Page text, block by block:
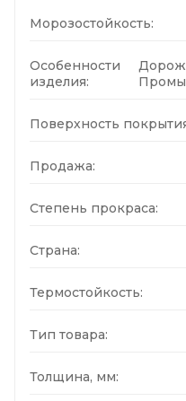
Морозостойкость:
Особенности
изделия:
Поверхность
Продажа:
Степень прокраса:
Страна:
Термостойкость:
Тип товара:
Толщина, мм: